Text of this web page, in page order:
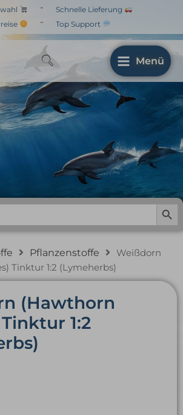
-
-
Schnelle Lieferung
Top Support
Menü
(Hawthorn
Tinktur 1:2
Search
Pflanzenstoffe
Weißdorn
Tinktur 1:2 (Lymeherbs)
(Hawthorn
1:2